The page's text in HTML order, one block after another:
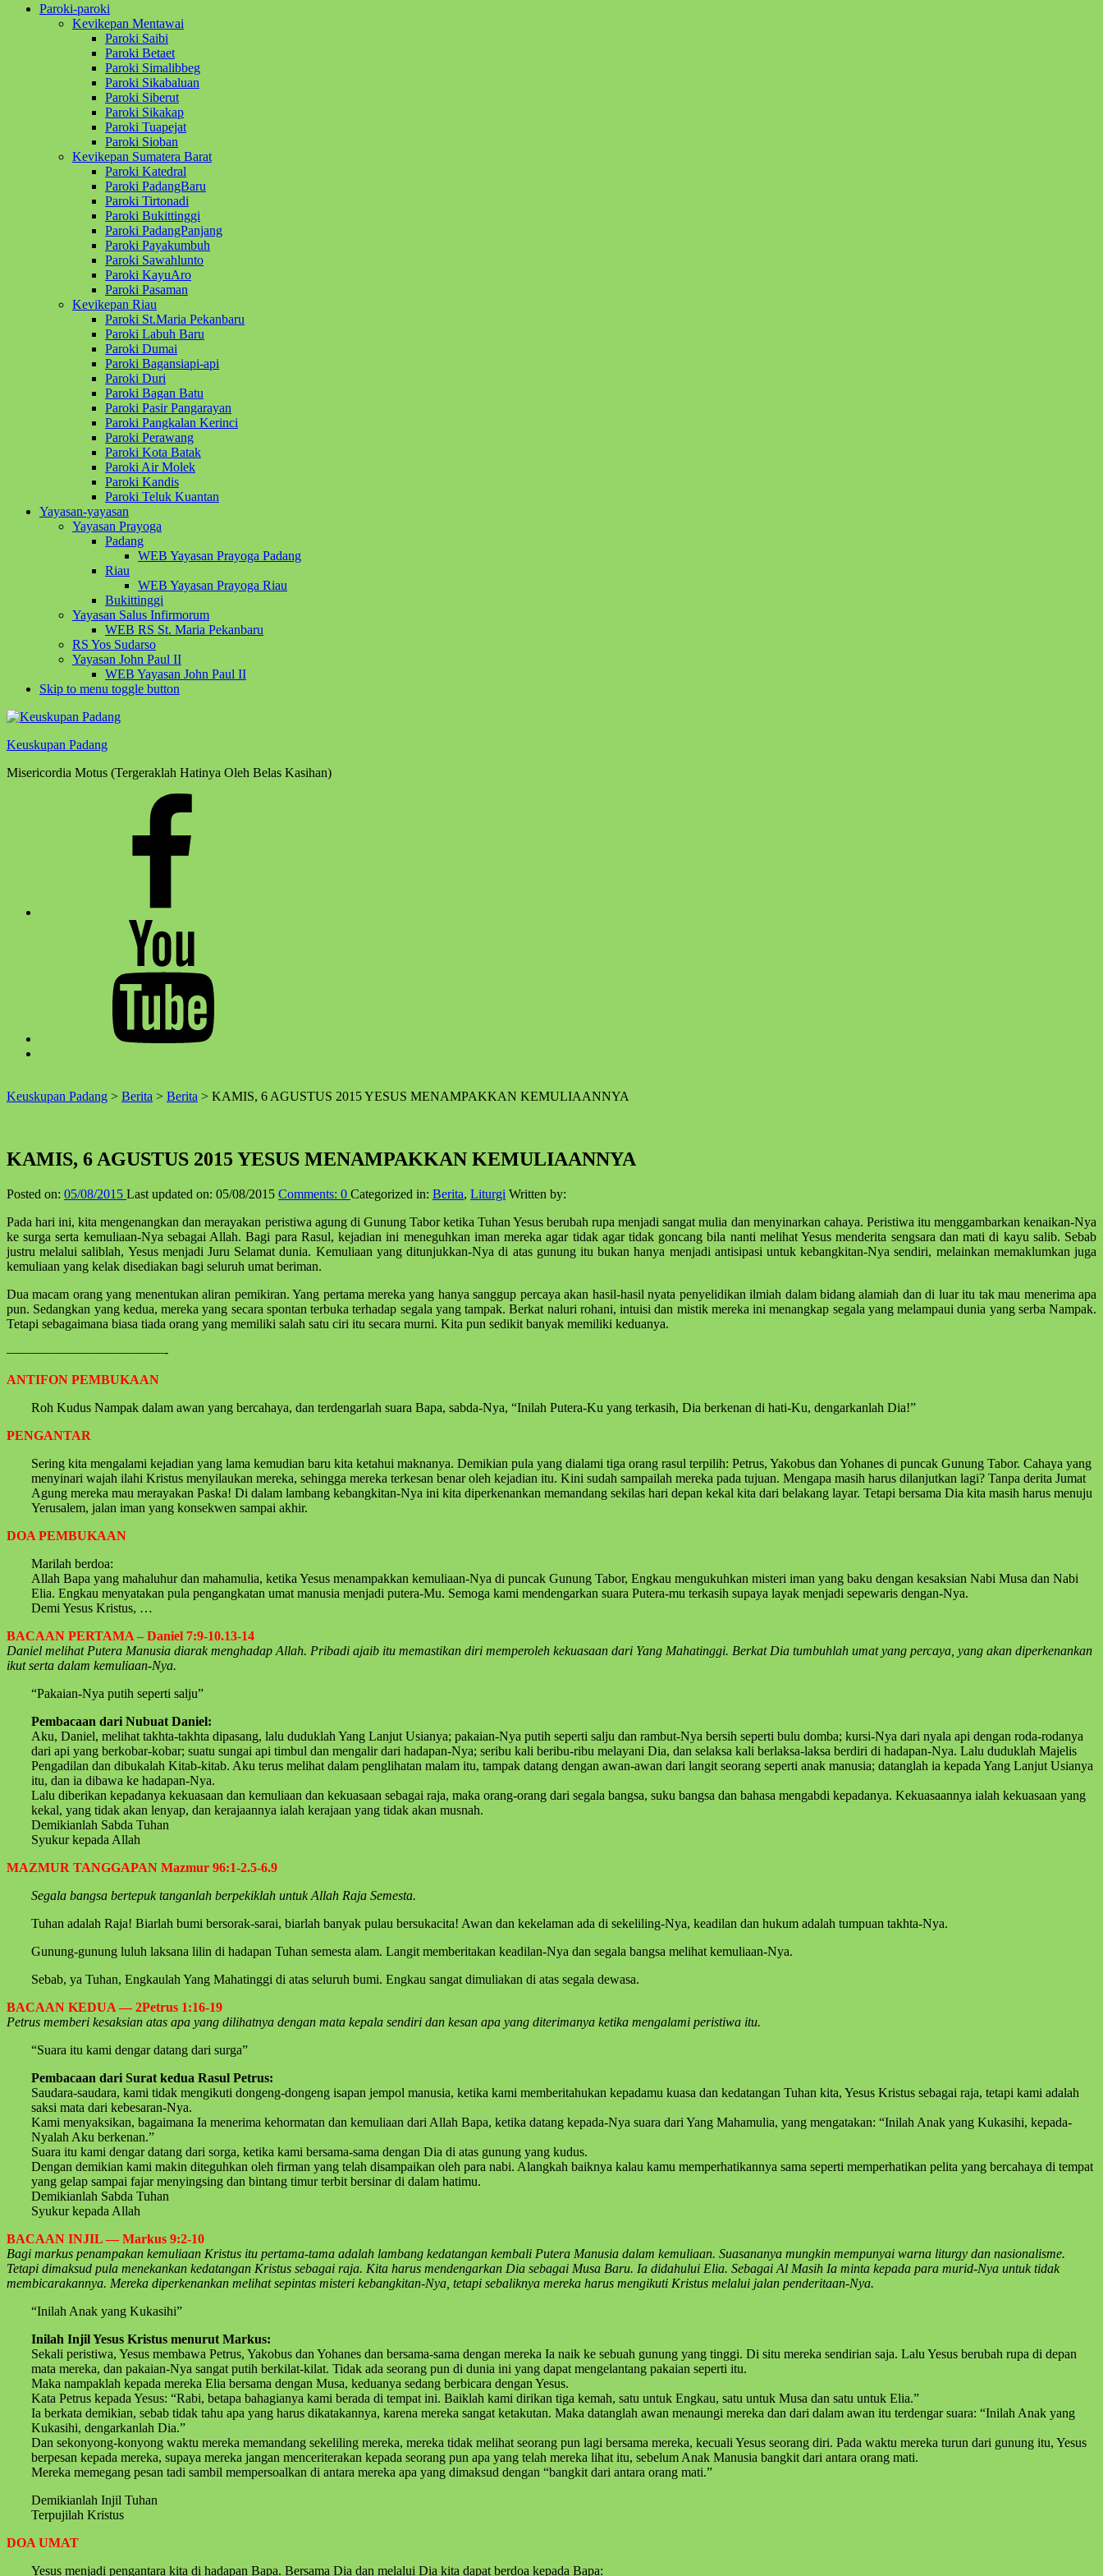
Paroki-paroki
Kevikepan Mentawai
Paroki Saibi
Paroki Betaet
Paroki Simalibbeg
Paroki Sikabaluan
Paroki Siberut
Paroki Sikakap
Paroki Tuapejat
Paroki Sioban
Kevikepan Sumatera Barat
Paroki Katedral
Paroki PadangBaru
Paroki Tirtonadi
Paroki Bukittinggi
Paroki PadangPanjang
Paroki Payakumbuh
Paroki Sawahlunto
Paroki KayuAro
Paroki Pasaman
Kevikepan Riau
Paroki St.Maria Pekanbaru
Paroki Labuh Baru
Paroki Dumai
Paroki Bagansiapi-api
Paroki Duri
Paroki Bagan Batu
Paroki Pasir Pangarayan
Paroki Pangkalan Kerinci
Paroki Perawang
Paroki Kota Batak
Paroki Air Molek
Paroki Kandis
Paroki Teluk Kuantan
Yayasan-yayasan
Yayasan Prayoga
Padang
WEB Yayasan Prayoga Padang
Riau
WEB Yayasan Prayoga Riau
Bukittinggi
Yayasan Salus Infirmorum
WEB RS St. Maria Pekanbaru
RS Yos Sudarso
Yayasan John Paul II
WEB Yayasan John Paul II
Skip to menu toggle button
Keuskupan Padang
Misericordia Motus (Tergeraklah Hatinya Oleh Belas Kasihan)
↑
Keuskupan Padang > Berita > Berita > KAMIS, 6 AGUSTUS 2015 YESUS MENAMPAKKAN KEMULIAANNYA
KAMIS, 6 AGUSTUS 2015 YESUS MENAMPAKKAN KEMULIAANNYA
Posted on: 05/08/2015 Last updated on: 05/08/2015 Comments: 0 Categorized in: Berita, Liturgi Written by:
Pada hari ini, kita mengenangkan dan merayakan peristiwa agung di Gunung Tabor ketika Tuhan Yesus berubah rupa menjadi sangat mulia dan menyinarkan cahaya. Peristiwa itu menggambarkan kenaikan-Nya
ke surga serta kemuliaan-Nya sebagai Allah. Bagi para Rasul, kejadian ini meneguhkan iman mereka agar tidak agar tidak goncang bila nanti melihat Yesus menderita sengsara dan mati di kayu salib. Sebab
justru melalui saliblah, Yesus menjadi Juru Selamat dunia. Kemuliaan yang ditunjukkan-Nya di atas gunung itu bukan hanya menjadi antisipasi untuk kebangkitan-Nya sendiri, melainkan memaklumkan juga
kemuliaan yang kelak disediakan bagi seluruh umat beriman.
Dua macam orang yang menentukan aliran pemikiran. Yang pertama mereka yang hanya sanggup percaya akan hasil-hasil nyata penyelidikan ilmiah dalam bidang alamiah dan di luar itu tak mau menerima apa
pun. Sedangkan yang kedua, mereka yang secara spontan terbuka terhadap segala yang tampak. Berkat naluri rohani, intuisi dan mistik mereka ini menangkap segala yang melampaui dunia yang serba Nampak.
Tetapi sebagaimana biasa tiada orang yang memiliki salah satu ciri itu secara murni. Kita pun sedikit banyak memiliki keduanya.
————————————-
ANTIFON PEMBUKAAN
Roh Kudus Nampak dalam awan yang bercahaya, dan terdengarlah suara Bapa, sabda-Nya, “Inilah Putera-Ku yang terkasih, Dia berkenan di hati-Ku, dengarkanlah Dia!”
PENGANTAR
Sering kita mengalami kejadian yang lama kemudian baru kita ketahui maknanya. Demikian pula yang dialami tiga orang rasul terpilih: Petrus, Yakobus dan Yohanes di puncak Gunung Tabor. Cahaya yang
menyinari wajah ilahi Kristus menyilaukan mereka, sehingga mereka terkesan benar oleh kejadian itu. Kini sudah sampailah mereka pada tujuan. Mengapa masih harus dilanjutkan lagi? Tanpa derita Jumat
Agung mereka mau merayakan Paska! Di dalam lambang kebangkitan-Nya ini kita diperkenankan memandang sekilas hari depan kekal kita dari belakang layar. Tetapi bersama Dia kita masih harus menuju
Yerusalem, jalan iman yang konsekwen sampai akhir.
DOA PEMBUKAAN
Marilah berdoa:
Allah Bapa yang mahaluhur dan mahamulia, ketika Yesus menampakkan kemuliaan-Nya di puncak Gunung Tabor, Engkau mengukuhkan misteri iman yang baku dengan kesaksian Nabi Musa dan Nabi
Elia. Engkau menyatakan pula pengangkatan umat manusia menjadi putera-Mu. Semoga kami mendengarkan suara Putera-mu terkasih supaya layak menjadi sepewaris dengan-Nya.
Demi Yesus Kristus, …
BACAAN PERTAMA – Daniel 7:9-10.13-14
Daniel melihat Putera Manusia diarak menghadap Allah. Pribadi ajaib itu memastikan diri memperoleh kekuasaan dari Yang Mahatinggi. Berkat Dia tumbuhlah umat yang percaya, yang akan diperkenankan
ikut serta dalam kemuliaan-Nya.
“Pakaian-Nya putih seperti salju”
Pembacaan dari Nubuat Daniel:
Aku, Daniel, melihat takhta-takhta dipasang, lalu duduklah Yang Lanjut Usianya; pakaian-Nya putih seperti salju dan rambut-Nya bersih seperti bulu domba; kursi-Nya dari nyala api dengan roda-rodanya
dari api yang berkobar-kobar; suatu sungai api timbul dan mengalir dari hadapan-Nya; seribu kali beribu-ribu melayani Dia, dan selaksa kali berlaksa-laksa berdiri di hadapan-Nya. Lalu duduklah Majelis
Pengadilan dan dibukalah Kitab-kitab. Aku terus melihat dalam penglihatan malam itu, tampak datang dengan awan-awan dari langit seorang seperti anak manusia; datanglah ia kepada Yang Lanjut Usianya
itu, dan ia dibawa ke hadapan-Nya.
Lalu diberikan kepadanya kekuasaan dan kemuliaan dan kekuasaan sebagai raja, maka orang-orang dari segala bangsa, suku bangsa dan bahasa mengabdi kepadanya. Kekuasaannya ialah kekuasaan yang
kekal, yang tidak akan lenyap, dan kerajaannya ialah kerajaan yang tidak akan musnah.
Demikianlah Sabda Tuhan
Syukur kepada Allah
MAZMUR TANGGAPAN Mazmur 96:1-2.5-6.9
Segala bangsa bertepuk tanganlah berpekiklah untuk Allah Raja Semesta.
Tuhan adalah Raja! Biarlah bumi bersorak-sarai, biarlah banyak pulau bersukacita! Awan dan kekelaman ada di sekeliling-Nya, keadilan dan hukum adalah tumpuan takhta-Nya.
Gunung-gunung luluh laksana lilin di hadapan Tuhan semesta alam. Langit memberitakan keadilan-Nya dan segala bangsa melihat kemuliaan-Nya.
Sebab, ya Tuhan, Engkaulah Yang Mahatinggi di atas seluruh bumi. Engkau sangat dimuliakan di atas segala dewasa.
BACAAN KEDUA — 2Petrus 1:16-19
Petrus memberi kesaksian atas apa yang dilihatnya dengan mata kepala sendiri dan kesan apa yang diterimanya ketika mengalami peristiwa itu.
“Suara itu kami dengar datang dari surga”
Pembacaan dari Surat kedua Rasul Petrus:
Saudara-saudara, kami tidak mengikuti dongeng-dongeng isapan jempol manusia, ketika kami memberitahukan kepadamu kuasa dan kedatangan Tuhan kita, Yesus Kristus sebagai raja, tetapi kami adalah
saksi mata dari kebesaran-Nya.
Kami menyaksikan, bagaimana Ia menerima kehormatan dan kemuliaan dari Allah Bapa, ketika datang kepada-Nya suara dari Yang Mahamulia, yang mengatakan: “Inilah Anak yang Kukasihi, kepada-
Nyalah Aku berkenan.”
Suara itu kami dengar datang dari sorga, ketika kami bersama-sama dengan Dia di atas gunung yang kudus.
Dengan demikian kami makin diteguhkan oleh firman yang telah disampaikan oleh para nabi. Alangkah baiknya kalau kamu memperhatikannya sama seperti memperhatikan pelita yang bercahaya di tempat
yang gelap sampai fajar menyingsing dan bintang timur terbit bersinar di dalam hatimu.
Demikianlah Sabda Tuhan
Syukur kepada Allah
BACAAN INJIL — Markus 9:2-10
Bagi markus penampakan kemuliaan Kristus itu pertama-tama adalah lambang kedatangan kembali Putera Manusia dalam kemuliaan. Suasananya mungkin mempunyai warna liturgy dan nasionalisme.
Tetapi dimaksud pula menekankan kedatangan Kristus sebagai raja. Kita harus mendengarkan Dia sebagai Musa Baru. Ia didahului Elia. Sebagai Al Masih Ia minta kepada para murid-Nya untuk tidak
membicarakannya. Mereka diperkenankan melihat sepintas misteri kebangkitan-Nya, tetapi sebaliknya mereka harus mengikuti Kristus melalui jalan penderitaan-Nya.
“Inilah Anak yang Kukasihi”
Inilah Injil Yesus Kristus menurut Markus:
Sekali peristiwa, Yesus membawa Petrus, Yakobus dan Yohanes dan bersama-sama dengan mereka Ia naik ke sebuah gunung yang tinggi. Di situ mereka sendirian saja. Lalu Yesus berubah rupa di depan
mata mereka, dan pakaian-Nya sangat putih berkilat-kilat. Tidak ada seorang pun di dunia ini yang dapat mengelantang pakaian seperti itu.
Maka nampaklah kepada mereka Elia bersama dengan Musa, keduanya sedang berbicara dengan Yesus.
Kata Petrus kepada Yesus: “Rabi, betapa bahagianya kami berada di tempat ini. Baiklah kami dirikan tiga kemah, satu untuk Engkau, satu untuk Musa dan satu untuk Elia.”
Ia berkata demikian, sebab tidak tahu apa yang harus dikatakannya, karena mereka sangat ketakutan. Maka datanglah awan menaungi mereka dan dari dalam awan itu terdengar suara: “Inilah Anak yang
Kukasihi, dengarkanlah Dia.”
Dan sekonyong-konyong waktu mereka memandang sekeliling mereka, mereka tidak melihat seorang pun lagi bersama mereka, kecuali Yesus seorang diri. Pada waktu mereka turun dari gunung itu, Yesus
berpesan kepada mereka, supaya mereka jangan menceriterakan kepada seorang pun apa yang telah mereka lihat itu, sebelum Anak Manusia bangkit dari antara orang mati.
Mereka memegang pesan tadi sambil mempersoalkan di antara mereka apa yang dimaksud dengan “bangkit dari antara orang mati.”
Demikianlah Injil Tuhan
Terpujilah Kristus
DOA UMAT
Yesus menjadi pengantara kita di hadapan Bapa. Bersama Dia dan melalui Dia kita dapat berdoa kepada Bapa: